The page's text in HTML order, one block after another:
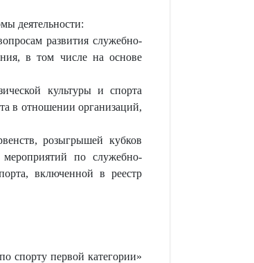
деятельности:
развития служебно-
в том числе на основе
культуры и спорта
в отношении организаций,
розыгрышей кубков
по служебно-
включенной в реестр
спорту первой категории»